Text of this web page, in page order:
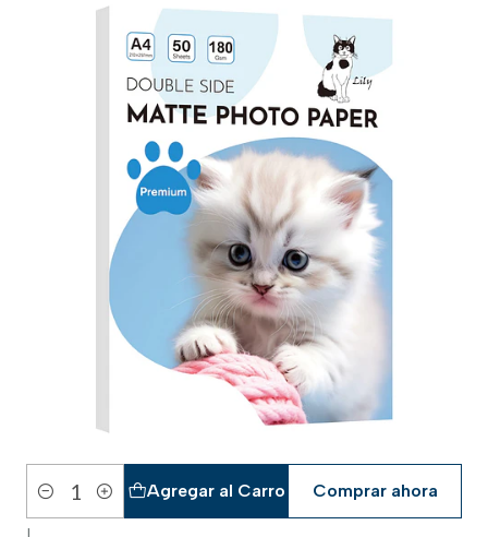
Cantidad
Agregar al Carro Comprar ahora